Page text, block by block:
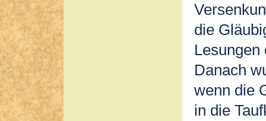
die
Lesungen
Danach
wenn die
in die